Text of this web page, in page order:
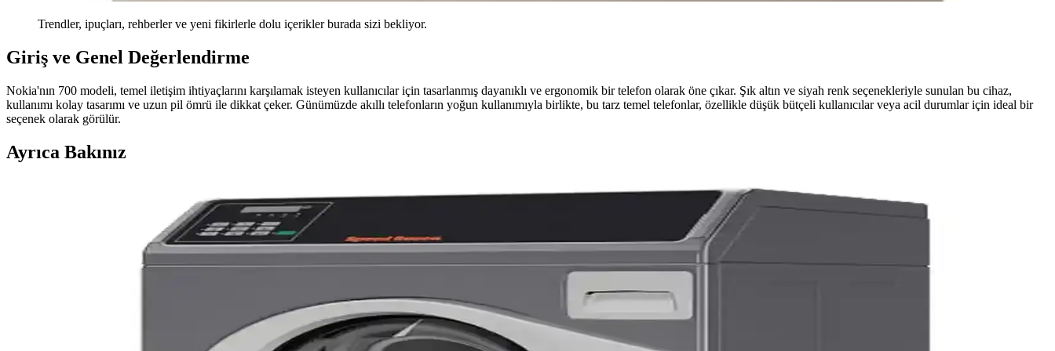
Trendler, ipuçları, rehberler ve yeni fikirlerle dolu içerikler burada sizi bekliyor.
Giriş ve Genel Değerlendirme
Nokia'nın 700 modeli, temel iletişim ihtiyaçlarını karşılamak isteyen kullanıcılar için tasarlanmış dayanıklı ve ergonomik bir telefon olarak öne çıkar. Şık altın ve siyah renk seçenekleriyle sunulan bu cihaz,
kullanımı kolay tasarımı ve uzun pil ömrü ile dikkat çeker. Günümüzde akıllı telefonların yoğun kullanımıyla birlikte, bu tarz temel telefonlar, özellikle düşük bütçeli kullanıcılar veya acil durumlar için ideal bir
seçenek olarak görülür.
Ayrıca Bakınız
GE Monogram Ev Aletleri Dayanıklılık Sorunları ve Alternatif Marka Önerileri
GE Monogram ev aletlerinde sık yaşanan arızalar, bölgesel programlama gerekliliği ve Haier satın almasının kaliteye etkileri ele alınıyor. Alternatif markalar ve servis desteği önemi vurgulanıyor.
Hava Fritöz Seçiminde Kapasite, Model ve Kullanım Önerileriyle Doğru Tercih
Hava fritöz seçiminde kapasite, sepet tipi, model özellikleri ve kullanıcı deneyimleri önemlidir. Temizlik, dayanıklılık ve elektrik altyapısı da tercih sürecinde dikkate alınmalıdır.
Beyaz Eşyaların Ömrü, Tamir Edilebilirlik ve Tüketici Tercihlerindeki Değişimler